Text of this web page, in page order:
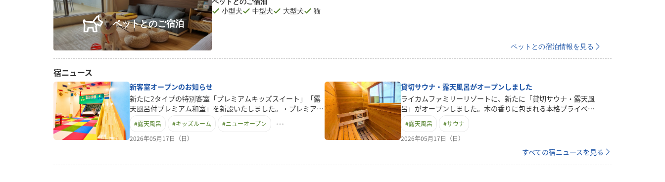
ペットとのご宿泊
ペットとのご宿泊
小型犬
中型犬 大型犬 猫
ペットとの宿泊情報を見る
宿ニュース
新客室オープンのお知らせ
新たに2タイプの特別客室「プレミアムキッズスイート」「露
天風呂付プレミアム和室」を新設いたしました。・プレミアム
キッズスイート大型キッズスペースを備えた、お子様連れファ
ミリー向けのコンセプトルーム。カラフルで遊び心あふれる室
内に加え、客室内にはカラオケ設備も完備しており、ご家族み
な思い出作りにぴったりな、ここでしか体験できない特別仕様
#露天風呂 #キッズルーム #ニューオープン
2026年05月17日（日）
貸切サウナ・露天風呂がオープンしました
ライカムファミリーリゾートに、新たに「貸切サウナ・露天風
呂」がオープンしました。木の香りに包まれる本格プライベー
トサウナと、ゆったり楽しめる露天風呂を完全貸切でご利用い
ただけます。外気浴スペースも完備しており、ご家族やご友
人、カップルで特別なリラックスタイムをお過ごしいただけま
す。新設オープンを記念して、期間限定の特別価格にてご案内
しております。完全貸切のプライベート空間で、サウナと露天
風呂をゆったりお楽しみください。通常価格 90分 5,500円
#露天風呂 #サウナ
2026年05月17日（日）
すべての宿ニュースを見る